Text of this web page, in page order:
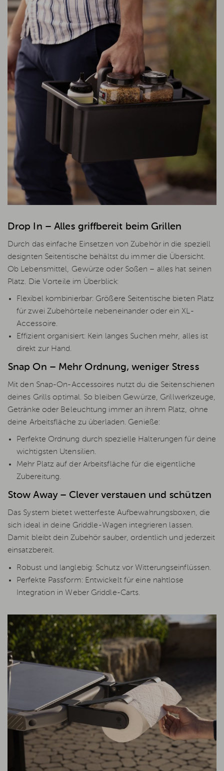
Drop In – Alles griffbereit beim Grillen
Durch das einfache Einsetzen von Zubehör in die speziell
designten Seitentische behältst du immer die Übersicht.
Ob Lebensmittel, Gewürze oder Soßen – alles hat seinen
Platz. Die Vorteile im Überblick:
Flexibel kombinierbar: Größere Seitentische bieten Platz
für zwei Zubehörteile nebeneinander oder ein XL-
Accessoire.
Effizient organisiert: Kein langes Suchen mehr, alles ist
direkt zur Hand.
Snap On – Mehr Ordnung, weniger Stress
Mit den Snap-On-Accessoires nutzt du die Seitenschienen
deines Grills optimal. So bleiben Gewürze, Grillwerkzeuge,
Getränke oder Beleuchtung immer an ihrem Platz, ohne
deine Arbeitsfläche zu überladen. Genieße:
Perfekte Ordnung durch spezielle Halterungen für deine
wichtigsten Utensilien.
Mehr Platz auf der Arbeitsfläche für die eigentliche
Zubereitung.
Stow Away – Clever verstauen und schützen
Das System bietet wetterfeste Aufbewahrungsboxen, die
sich ideal in deine Griddle-Wagen integrieren lassen.
Damit bleibt dein Zubehör sauber, ordentlich und jederzeit
einsatzbereit.
Robust und langlebig: Schutz vor Witterungseinflüssen.
Perfekte Passform: Entwickelt für eine nahtlose
Integration in Weber Griddle-Carts.